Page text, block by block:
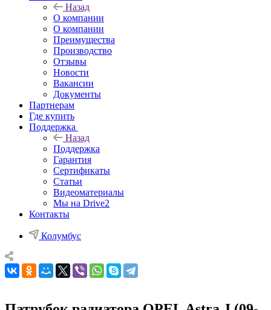
Назад
О компании
О компании
Преимущества
Производство
Отзывы
Новости
Вакансии
Документы
Партнерам
Где купить
Поддержка
Назад
Поддержка
Гарантия
Сертификаты
Статьи
Видеоматериалы
Мы на Drive2
Контакты
Колумбус